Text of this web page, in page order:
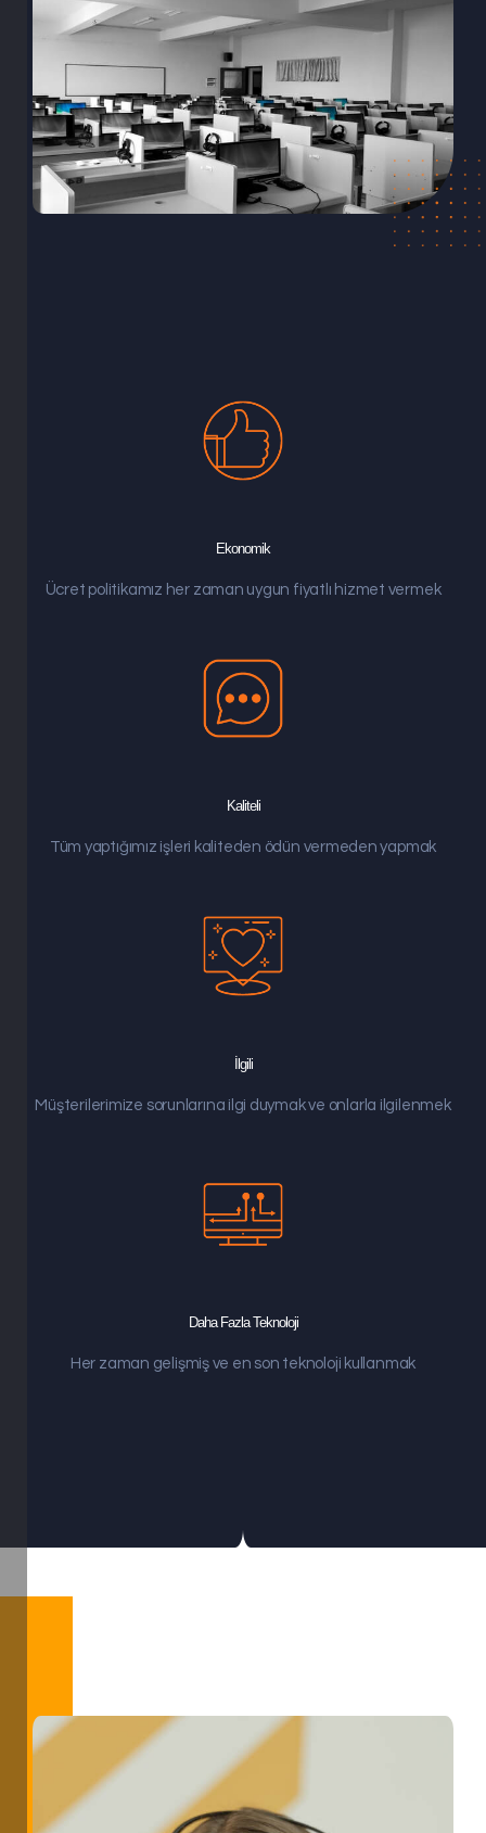
Ekonomik
Ücret politikamız her zaman uygun fiyatlı hizmet vermek
Kaliteli
Tüm yaptığımız işleri kaliteden ödün vermeden yapmak
İlgili
Müşterilerimize sorunlarına ilgi duymak ve onlarla ilgilenmek
Daha Fazla Teknoloji
Her zaman gelişmiş ve en son teknoloji kullanmak